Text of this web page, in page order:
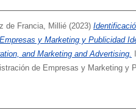
de Francia, Millié (2023)
y Marketing y Publicidad
and Marketing and Advertising.
de Empresas y Marketing y